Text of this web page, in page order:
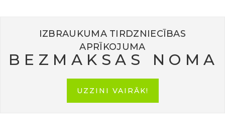
IZBRAUKUMA TIRDZNIECĪBAS
APRĪKOJUMA
BEZMAKSAS NOMA
UZZINI VAIRĀK!